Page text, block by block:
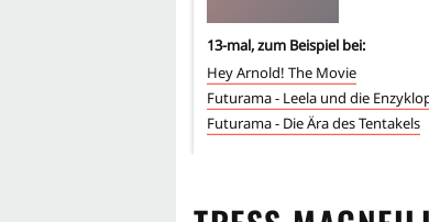
13-mal, zum Beispiel bei:
Hey Arnold! The Movie
Futurama - Leela und die
Futurama - Die Ära des Tentakels